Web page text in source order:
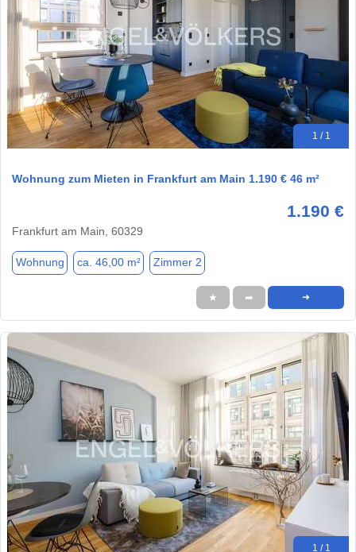
1 / 1
Wohnung zum Mieten in Frankfurt am Main 1.190 € 46 m²
1.190 €
Frankfurt am Main, 60329
Wohnung ca. 46,00 m² Zimmer 2
★ ➦ ➜
1 / 1